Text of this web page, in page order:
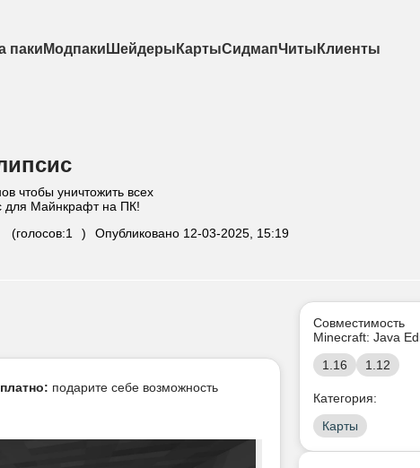
паки Модпаки Шейдеры КартыСидмапЧиты Клиенты
чтобы уничтожить всех
для Майнкрафт на ПК!
(голосов:1 ) Опубликовано 12-03-2025, 15:19
подарите себе возможность
Совместимость
Minecraft: Java
1.16
1.12
Категория:
Карты